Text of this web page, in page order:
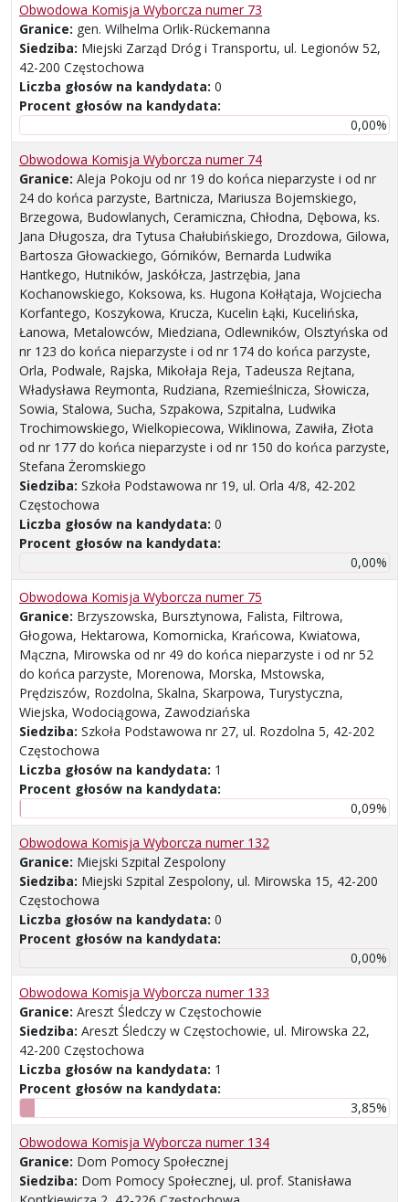
Obwodowa Komisja Wyborcza numer 73
Granice: gen. Wilhelma Orlik-Rückemanna
Siedziba: Miejski Zarząd Dróg i Transportu, ul. Legionów 52,
42-200 Częstochowa
Liczba głosów na kandydata: 0
Procent głosów na kandydata:
0,00%
Obwodowa Komisja Wyborcza numer 74
Granice: Aleja Pokoju od nr 19 do końca nieparzyste i od nr
24 do końca parzyste, Bartnicza, Mariusza Bojemskiego,
Brzegowa, Budowlanych, Ceramiczna, Chłodna, Dębowa, ks.
Jana Długosza, dra Tytusa Chałubińskiego, Drozdowa, Gilowa,
Bartosza Głowackiego, Górników, Bernarda Ludwika
Hantkego, Hutników, Jaskółcza, Jastrzębia, Jana
Kochanowskiego, Koksowa, ks. Hugona Kołłątaja, Wojciecha
Korfantego, Koszykowa, Krucza, Kucelin Łąki, Kucelińska,
Łanowa, Metalowców, Miedziana, Odlewników, Olsztyńska od
nr 123 do końca nieparzyste i od nr 174 do końca parzyste,
Orla, Podwale, Rajska, Mikołaja Reja, Tadeusza Rejtana,
Władysława Reymonta, Rudziana, Rzemieślnicza, Słowicza,
Sowia, Stalowa, Sucha, Szpakowa, Szpitalna, Ludwika
Trochimowskiego, Wielkopiecowa, Wiklinowa, Zawiła, Złota
od nr 177 do końca nieparzyste i od nr 150 do końca parzyste,
Stefana Żeromskiego
Siedziba: Szkoła Podstawowa nr 19, ul. Orla 4/8, 42-202
Częstochowa
Liczba głosów na kandydata: 0
Procent głosów na kandydata:
0,00%
Obwodowa Komisja Wyborcza numer 75
Granice: Brzyszowska, Bursztynowa, Falista, Filtrowa,
Głogowa, Hektarowa, Komornicka, Krańcowa, Kwiatowa,
Mączna, Mirowska od nr 49 do końca nieparzyste i od nr 52
do końca parzyste, Morenowa, Morska, Mstowska,
Prędziszów, Rozdolna, Skalna, Skarpowa, Turystyczna,
Wiejska, Wodociągowa, Zawodziańska
Siedziba: Szkoła Podstawowa nr 27, ul. Rozdolna 5, 42-202
Częstochowa
Liczba głosów na kandydata: 1
Procent głosów na kandydata:
0,09%
Obwodowa Komisja Wyborcza numer 132
Granice: Miejski Szpital Zespolony
Siedziba: Miejski Szpital Zespolony, ul. Mirowska 15, 42-200
Częstochowa
Liczba głosów na kandydata: 0
Procent głosów na kandydata:
0,00%
Obwodowa Komisja Wyborcza numer 133
Granice: Areszt Śledczy w Częstochowie
Siedziba: Areszt Śledczy w Częstochowie, ul. Mirowska 22,
42-200 Częstochowa
Liczba głosów na kandydata: 1
Procent głosów na kandydata:
3,85%
Obwodowa Komisja Wyborcza numer 134
Granice: Dom Pomocy Społecznej
Siedziba: Dom Pomocy Społecznej, ul. prof. Stanisława